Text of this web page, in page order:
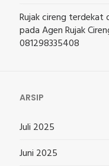
Rujak cireng terdekat
padaAgen Rujak
081298335408
ARSIP
Juli 2025
Juni 2025